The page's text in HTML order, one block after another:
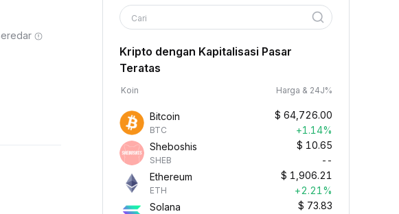
Cari
Kripto dengan Kapitalisasi Pasar
Teratas
Koin Harga & 24J%
Bitcoin
BTC
$ 64,726.00
+1.14%
Sheboshis
SHEB
$ 10.65
--
Ethereum
ETH
$ 1,906.21
+2.21%
Solana
$ 73.83